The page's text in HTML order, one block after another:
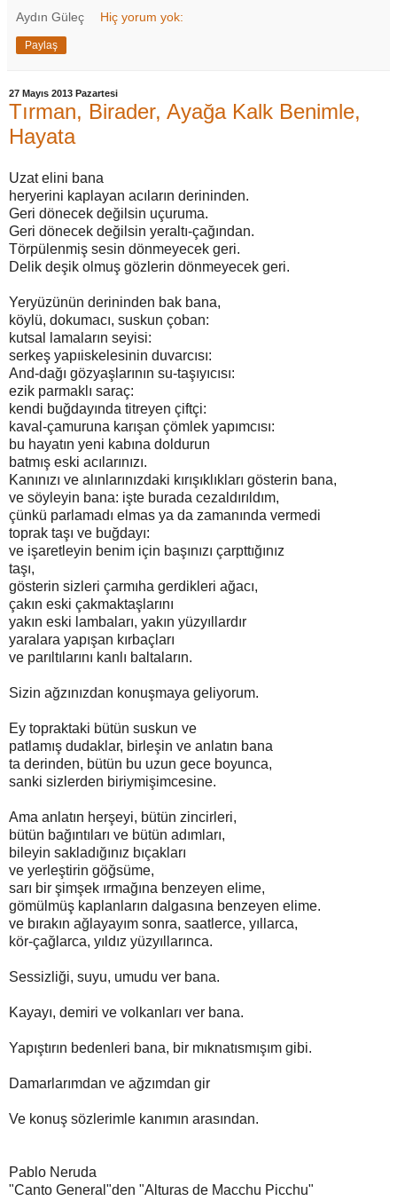
Aydın Güleç Hiç yorum yok:
Paylaş
27 Mayıs 2013 Pazartesi
Tırman, Birader, Ayağa Kalk Benimle,
Hayata
Uzat elini bana
heryerini kaplayan acıların derininden.
Geri dönecek değilsin uçuruma.
Geri dönecek değilsin yeraltı-çağından.
Törpülenmiş sesin dönmeyecek geri.
Delik deşik olmuş gözlerin dönmeyecek geri.
Yeryüzünün derininden bak bana,
köylü, dokumacı, suskun çoban:
kutsal lamaların seyisi:
serkeş yapıiskelesinin duvarcısı:
And-dağı gözyaşlarının su-taşıyıcısı:
ezik parmaklı saraç:
kendi buğdayında titreyen çiftçi:
kaval-çamuruna karışan çömlek yapımcısı:
bu hayatın yeni kabına doldurun
batmış eski acılarınızı.
Kanınızı ve alınlarınızdaki kırışıklıkları gösterin bana,
ve söyleyin bana: işte burada cezaldırıldım,
çünkü parlamadı elmas ya da zamanında vermedi
toprak taşı ve buğdayı:
ve işaretleyin benim için başınızı çarpttığınız
taşı,
gösterin sizleri çarmıha gerdikleri ağacı,
çakın eski çakmaktaşlarını
yakın eski lambaları, yakın yüzyıllardır
yaralara yapışan kırbaçları
ve parıltılarını kanlı baltaların.
Sizin ağzınızdan konuşmaya geliyorum.
Ey topraktaki bütün suskun ve
patlamış dudaklar, birleşin ve anlatın bana
ta derinden, bütün bu uzun gece boyunca,
sanki sizlerden biriymişimcesine.
Ama anlatın herşeyi, bütün zincirleri,
bütün bağıntıları ve bütün adımları,
bileyin sakladığınız bıçakları
ve yerleştirin göğsüme,
sarı bir şimşek ırmağına benzeyen elime,
gömülmüş kaplanların dalgasına benzeyen elime.
ve bırakın ağlayayım sonra, saatlerce, yıllarca,
kör-çağlarca, yıldız yüzyıllarınca.
Sessizliği, suyu, umudu ver bana.
Kayayı, demiri ve volkanları ver bana.
Yapıştırın bedenleri bana, bir mıknatısmışım gibi.
Damarlarımdan ve ağzımdan gir
Ve konuş sözlerimle kanımın arasından.
Pablo Neruda
"Canto General"den "Alturas de Macchu Picchu"